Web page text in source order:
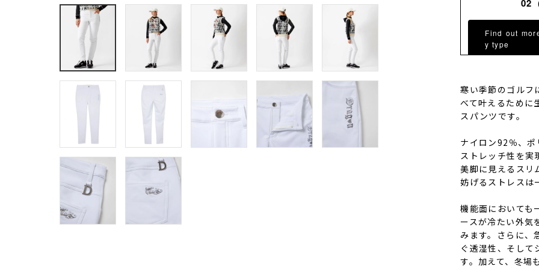
02
Find out
y type
寒い季節のゴルフ
べて叶えるために
スパンツです。
ナイロン92％、
ストレッチ性を実
美脚に見えるスリ
妨げるストレスは
機能面においても
ースが冷たい外気
みます。さらに、
ぐ透湿性、そして
す。加えて、冬場